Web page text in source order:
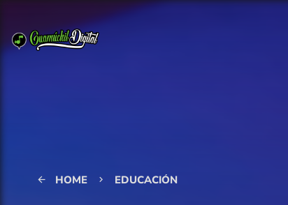
arrow_back HOME keyboard_arrow_right EDUCACIÓN